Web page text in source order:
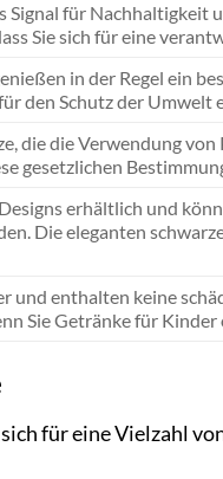
für Nachhaltigkeit
Sie sich für eine
in der Regel ein
den Schutz der Umwelt
die die Verwendung
gesetzlichen
erhältlich und
Die eleganten
und enthalten keine
Sie Getränke für
für eine Vielzahl